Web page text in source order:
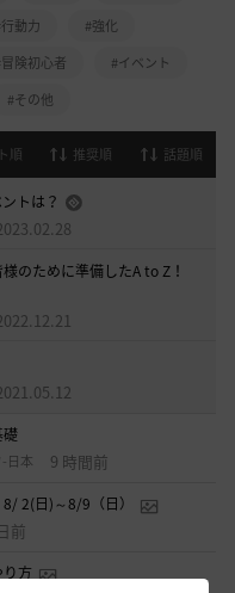
動力
#強化
険初心者
#イベント
#その他
順 推奨順 話題順
トは？
のために準備したA to Z！
礎
日本 9 時間前
2(日)～8/9（日）
前
り方